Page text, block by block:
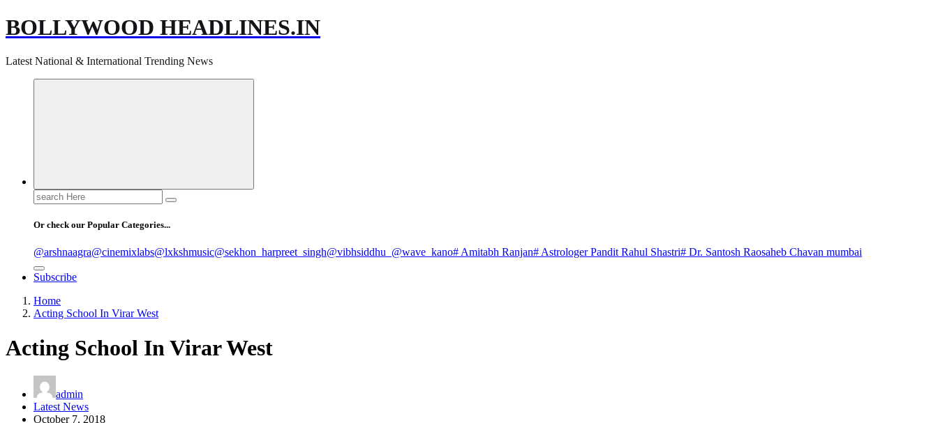
BOLLYWOOD HEADLINES.IN
Latest National & International Trending News
Search
for:
Or check our Popular Categories...
@arshnaagra@cinemixlabs@lxkshmusic@sekhon_harpreet_singh@vibhsiddhu_ @wave_kano# Amitabh Ranjan# Astrologer Pandit Rahul Shastri# Dr. Santosh Raosaheb Chavan mumbai
Subscribe
Home
Acting School In Virar West
Acting School In Virar West
admin
Latest News
October 7, 2018